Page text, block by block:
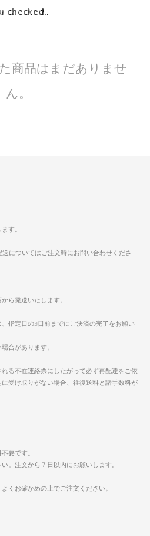
checked..
商品はまだありませ
ん。
す。
についてはご注文時にお問い合わせくださ
ら発送いたします。
、指定日の3日前までにご決済の完了をお願い
合があります。
る不在連絡票にしたがって必ず再配達をご依
受け取りがない場合、往復送料と諸手数料が
要です。
。注文から７日以内にお願いします。
くお確かめの上でご注文ください。